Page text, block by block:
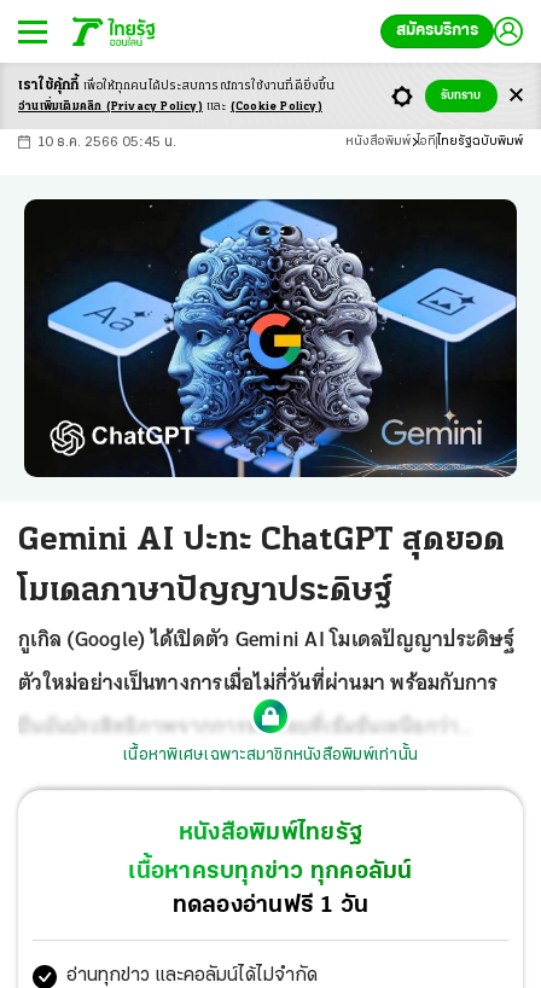
สมัครบริการ
-ก ก ก+
10 ธ.ค. 2566 05:45 น. หนังสือพิมพ์ ไอที ไทยรัฐฉบับพิมพ์
Gemini AI ปะทะ ChatGPT สุดยอด
โมเดลภาษาปัญญาประดิษฐ์
กูเกิล (Google) ได้เปิดตัว Gemini AI โมเดลปัญญาประดิษฐ์
ตัวใหม่อย่างเป็นทางการเมื่อไม่กี่วันที่ผ่านมา พร้อมกับการ
ยืนยันประสิทธิภาพจากการทดสอบที่เข้มข้นเหนือกว่า
ChatGPT ของ OpenAI ที่ปัจจุบันผู้ใช้งานมากกว่า 100 ล้าน
รายต่อเดือน ซึ่งปรากฏชัดว่าต้องการที่จะเบียดคู่แข่งสำคัญ
เพื่อก้าวผงาดในโมเดลภาษาปัญญาประดิษฐ์ (AI) ในอนาคต
เนื้อหาพิเศษเฉพาะสมาชิกหนังสือพิมพ์เท่านั้น
หนังสือพิมพ์ไทยรัฐ
เนื้อหาครบทุกข่าว ทุกคอลัมน์
ทดลองอ่านฟรี 1 วัน
อ่านทุกข่าว และคอลัมน์ได้ไม่จำกัด
เราใช้คุ้กกี้ เพื่อให้ทุกคนได้ประสบการณ์การใช้งานที่ดียิ่งขึ้น
อ่านเพิ่มเติมคลิก (Privacy Policy) และ (Cookie Policy)
รับทราบ